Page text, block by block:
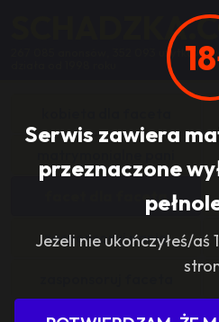
Serwis zawiera
przeznaczone
Jeżeli nie ukończyłeś/aś
267 085 anonsów, 352 093
facet dla faceta
zasponsoruj panią